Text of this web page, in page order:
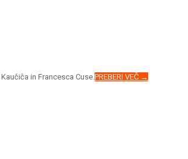
in Francesca Cuse. PREBERI VEČ →